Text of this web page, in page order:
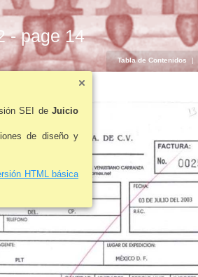
- page 14
SEI de Juicio
de diseño y
HTML básica
Tabla de Contenidos |